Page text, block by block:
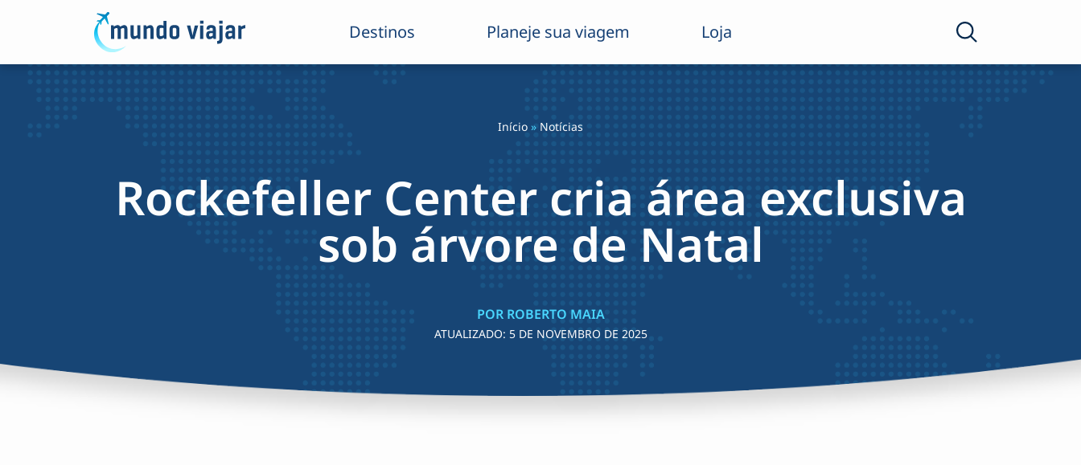
Destinos Planeje sua viagem Loja
Início » Notícias
Rockefeller Center cria área exclusiva
sob árvore de Natal
POR ROBERTO MAIA
ATUALIZADO: 5 DE NOVEMBRO DE 2025